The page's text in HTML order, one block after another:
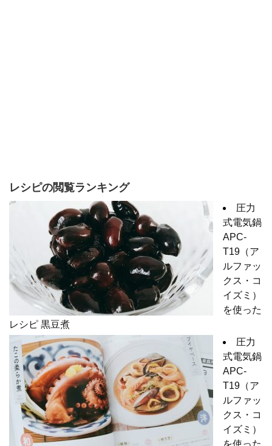
レシピの閲覧ランキング
圧力
式電気鍋
APC-
T19（ア
ルファッ
クス・コ
イズミ）
を使った
レシピ 黒豆煮
圧力
式電気鍋
APC-
T19（ア
ルファッ
クス・コ
イズミ）